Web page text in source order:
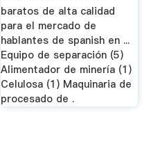
baratos de alta calidad
para el mercado de
hablantes de spanish en ...
Equipo de separación (5)
Alimentador de minería (1)
Celulosa (1) Maquinaria de
procesado de .